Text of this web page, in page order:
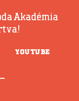
Akadémia
YOUTUBE